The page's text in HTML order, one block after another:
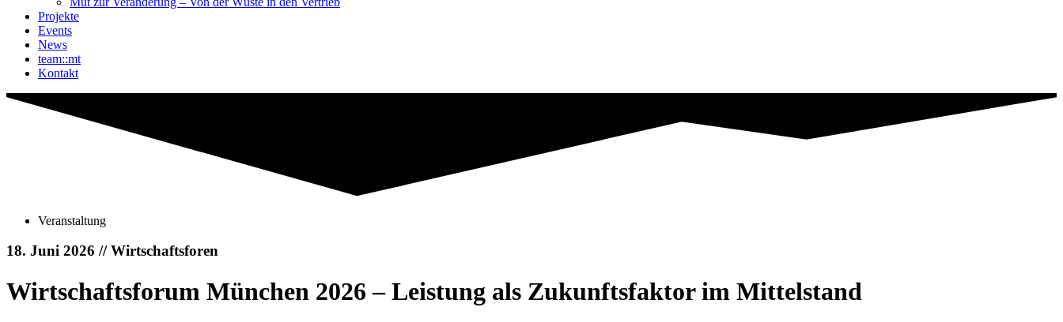
Projekte
Events
News
team::mt
Kontakt
Veranstaltung
18. Juni 2026 // Wirtschaftsforen
Wirtschaftsforum München 2026 – Leistung als Zukunftsfaktor im Mittelstand